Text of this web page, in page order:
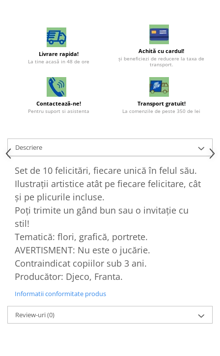
Livrare rapida!
La tine acasă in 48 de ore
Achită cu cardul!
şi beneficiezi de reducere la taxa de
transport.
Contactează-ne!
Pentru suport si asistenta
Transport gratuit!
La comenzile de peste 350 de lei
Descriere
Set de 10 felicitări, fiecare unică în felul său.
Ilustrații artistice atât pe fiecare felicitare, cât
și pe plicurile incluse.
Poți trimite un gând bun sau o invitație cu
stil!
Tematică: flori, grafică, portrete.
AVERTISMENT: Nu este o jucărie.
Contraindicat copiilor sub 3 ani.
Producător: Djeco, Franta.
Informatii conformitate produs
Review-uri(0)